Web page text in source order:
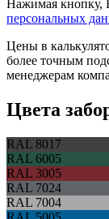
Нажимая кнопку,
персональных
Цены в
более точным
менеджерам
Цвета
RAL 8017
RAL 6005
RAL 3005
RAL 7024
RAL 7004